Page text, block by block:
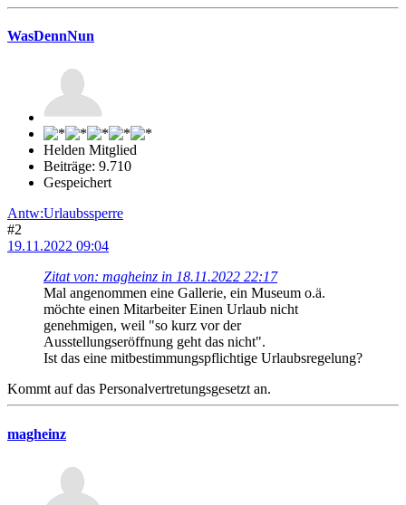
WasDennNun
Helden Mitglied
Beiträge: 9.710
Gespeichert
Antw:Urlaubssperre
#2
19.11.2022 09:04
Zitat von: magheinz in 18.11.2022 22:17
Mal angenommen eine Gallerie, ein Museum o.ä.
möchte einen Mitarbeiter Einen Urlaub nicht
genehmigen, weil "so kurz vor der
Ausstellungseröffnung geht das nicht".
Ist das eine mitbestimmungspflichtige Urlaubsregelung?
Kommt auf das Personalvertretungsgesetzt an.
magheinz